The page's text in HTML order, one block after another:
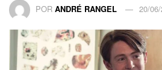
POR ANDRÉ RANGEL 20/